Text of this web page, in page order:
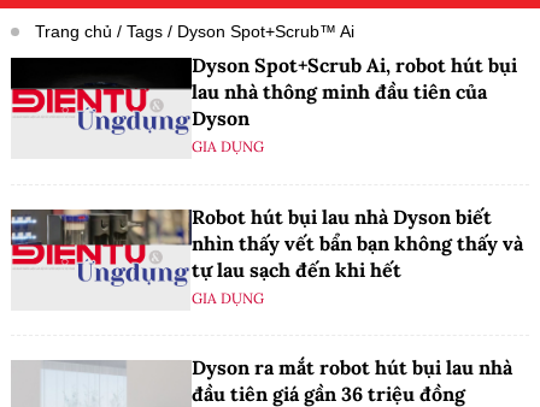
Trang chủ Tags Dyson Spot+Scrub™ Ai
Dyson Spot+Scrub Ai, robot hút bụi
lau nhà thông minh đầu tiên của
Dyson
GIA DỤNG
Robot hút bụi lau nhà Dyson biết
nhìn thấy vết bẩn bạn không thấy và
tự lau sạch đến khi hết
GIA DỤNG
Dyson ra mắt robot hút bụi lau nhà
đầu tiên giá gần 36 triệu đồng